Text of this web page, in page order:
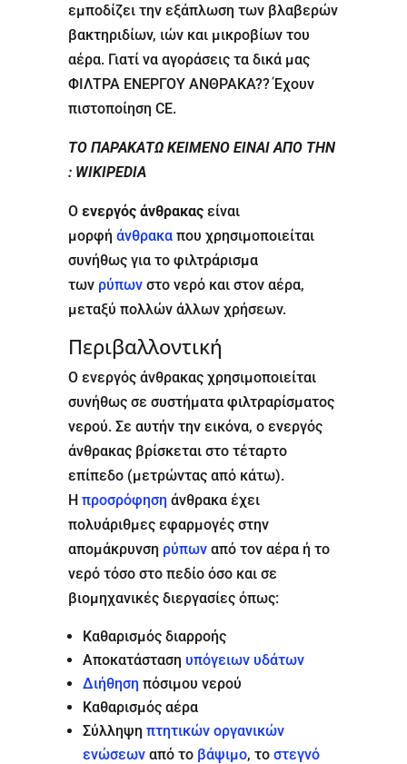
εμποδίζει την εξάπλωση των βλαβερών
βακτηριδίων, ιών και μικροβίων του
αέρα. Γιατί να αγοράσεις τα δικά μας
ΦΙΛΤΡΑ ΕΝΕΡΓΟΥ ΑΝΘΡΑΚΑ?? Έχουν
πιστοποίηση CE.
ΤΟ ΠΑΡΑΚΑΤΩ ΚΕΙΜΕΝΟ ΕΙΝΑΙ ΑΠΟ ΤΗΝ
: WIKIPEDIA
Ο ενεργός άνθρακαςείναι
μορφή άνθρακαπου χρησιμοποιείται
συνήθως για το φιλτράρισμα
των ρύπωνστο νερό και στον αέρα,
μεταξύ πολλών άλλων χρήσεων.
Περιβαλλοντική
Ο ενεργός άνθρακας χρησιμοποιείται
συνήθως σε συστήματα φιλτραρίσματος
νερού. Σε αυτήν την εικόνα, ο ενεργός
άνθρακας βρίσκεται στο τέταρτο
επίπεδο (μετρώντας από κάτω).
Η προσρόφηση άνθρακα έχει
πολυάριθμες εφαρμογές στην
απομάκρυνση ρύπωναπό τον αέρα ή το
νερό τόσο στο πεδίο όσο και σε
βιομηχανικές διεργασίες όπως:
Καθαρισμός διαρροής
Αποκατάσταση υπόγειων υδάτων
Διήθηση πόσιμου νερού
Καθαρισμός αέρα
Σύλληψη πτητικών οργανικών
ενώσεωναπό το βάψιμο, το στεγνό